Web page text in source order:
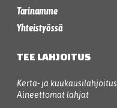
Tarinamme
Yhteistyössä
TEE LAHJOITUS
Kerta- ja kuukausilahjoitus
Aineettomat lahjat